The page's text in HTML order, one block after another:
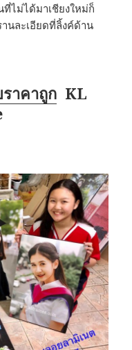
ไม่ได้มาเชียงใหม่ก็
นละเอียดที่ลิ้งค์ด้าน
าคาถูก KL